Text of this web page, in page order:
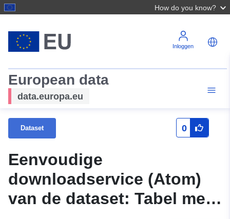
How do you know?
Inloggen
European data
data.europa.eu
Dataset 0
Eenvoudige
downloadservice (Atom)
van de dataset: Tabel met